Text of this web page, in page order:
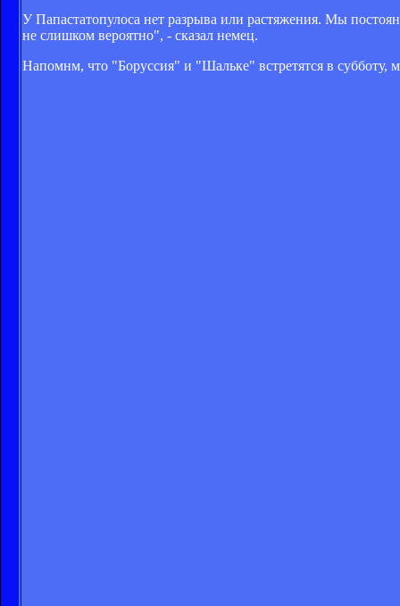
У Папастатопулоса нет разрыва или растяжения. Мы
не слишком вероятно", - сказал немец.
Напомнм, что "Боруссия" и "Шальке" встретятся в субботу,